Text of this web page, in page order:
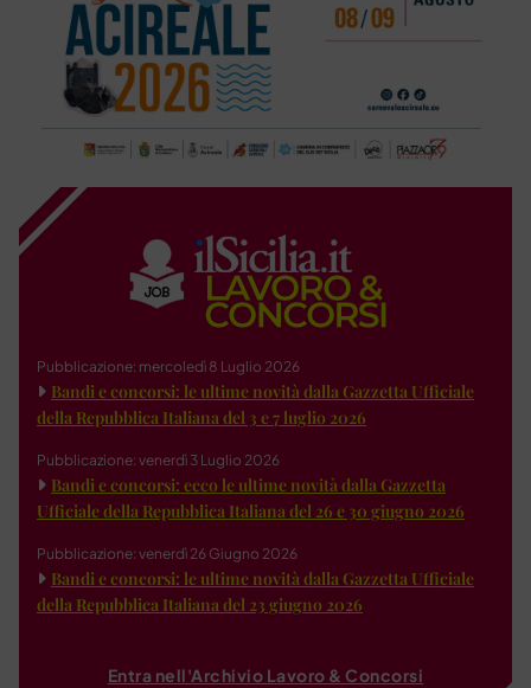
Pubblicazione: mercoledì 8 Luglio 2026
Bandi e concorsi: le ultime novità dalla Gazzetta Ufficiale
della Repubblica Italiana del 3 e 7 luglio 2026
Pubblicazione: venerdì 3 Luglio 2026
Bandi e concorsi: ecco le ultime novità dalla Gazzetta
Ufficiale della Repubblica Italiana del 26 e 30 giugno 2026
Pubblicazione: venerdì 26 Giugno 2026
Bandi e concorsi: le ultime novità dalla Gazzetta Ufficiale
della Repubblica Italiana del 23 giugno 2026
Entra nell'Archivio Lavoro & Concorsi